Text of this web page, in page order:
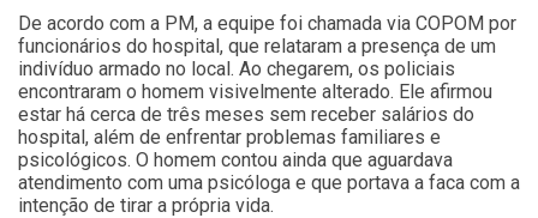
De acordo com a PM, a equipe foi chamada via COPOM por
funcionários do hospital, que relataram a presença de um
indivíduo armado no local. Ao chegarem, os policiais
encontraram o homem visivelmente alterado. Ele afirmou
estar há cerca de três meses sem receber salários do
hospital, além de enfrentar problemas familiares e
psicológicos. O homem contou ainda que aguardava
atendimento com uma psicóloga e que portava a faca com a
intenção de tirar a própria vida.